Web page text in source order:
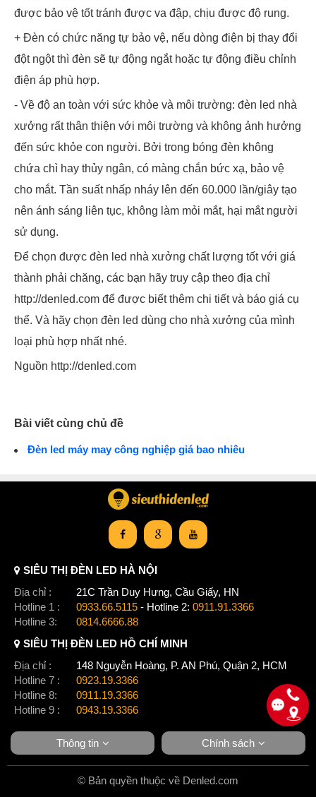
được bảo vệ tốt tránh được va đập, chịu được độ rung.
+ Đèn có chức năng tự bảo vệ, nếu dòng điện bị thay đổi
đột ngột thì đèn sẽ tự động ngắt hoặc tự động điều chỉnh
điện áp phù hợp.
- Về độ an toàn với sức khỏe và môi trường: đèn led nhà
xưởng rất thân thiện với môi trường và không ảnh hưởng
đến sức khỏe con người. Bởi trong bóng đèn không
chứa chì hay thủy ngân, có màng chắn bức xạ, bảo vệ
cho mắt. Tần suất nhấp nháy lên đến 60.000 lần/giây tạo
nên ánh sáng liên tục, không làm mỏi mắt, hại mắt người
sử dụng.
Để chọn được đèn led nhà xưởng chất lượng tốt với giá
thành phải chăng, các bạn hãy truy cập theo địa chỉ
http://denled.com để được biết thêm chi tiết và báo giá cụ
thể. Và hãy chọn đèn led dùng cho nhà xưởng của mình
loại phù hợp nhất nhé.
Nguồn http://denled.com
Bài viết cùng chủ đề
Đèn led máy may công nghiệp giá bao nhiêu
SIÊU THỊ ĐÈN LED HÀ NỘI
Địa chỉ :
21C Trần Duy Hưng, Cầu Giấy, HN
Hotline 1 :
0933.66.5115 - Hotline 2: 0911.91.3366
Hotline 3:
0814.6666.88
SIÊU THỊ ĐÈN LED HỒ CHÍ MINH
Địa chỉ :
148 Nguyễn Hoàng, P. AN Phú, Quận 2, HCM
Hotline 7 :
0923.19.3366
Hotline 8:
0911.19.3366
Hotline 9 :
0943.19.3366
Thông tin Chính sách
© Bản quyền thuộc về Denled.com